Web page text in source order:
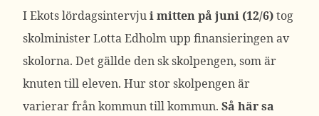
I Ekots lördagsintervjui mitten på juni (12/6)tog
skolminister Lotta Edholm upp finansieringen av
skolorna. Det gällde den sk skolpengen, som är
knuten till eleven. Hur stor skolpengen är
varierar från kommun till kommun. Så här sa